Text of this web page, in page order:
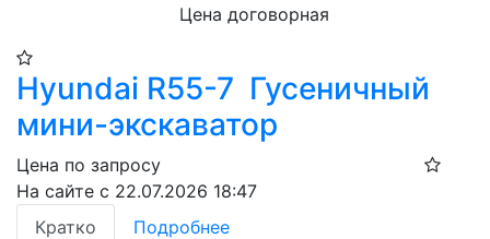
Цена договорная
Hyundai R55-7 Гусеничный
мини-экскаватор
Цена по запросу
На сайте с 22.07.2026 18:47
Кратко
Подробнее